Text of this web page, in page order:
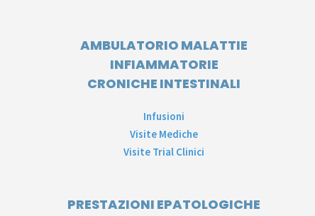
AMBULATORIO MALATTIE
INFIAMMATORIE
CRONICHE INTESTINALI
Infusioni
Visite Mediche
Visite Trial Clinici
PRESTAZIONI EPATOLOGICHE